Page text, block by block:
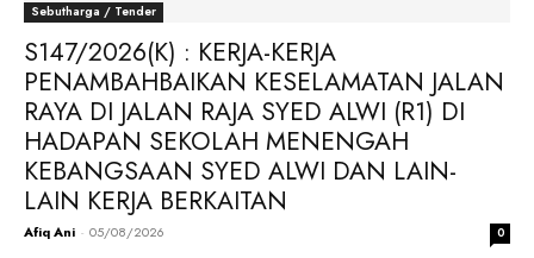
Sebutharga / Tender
S147/2026(K) : KERJA-KERJA
PENAMBAHBAIKAN KESELAMATAN JALAN
RAYA DI JALAN RAJA SYED ALWI (R1) DI
HADAPAN SEKOLAH MENENGAH
KEBANGSAAN SYED ALWI DAN LAIN-
LAIN KERJA BERKAITAN
Afiq Ani - 05/08/2026 0